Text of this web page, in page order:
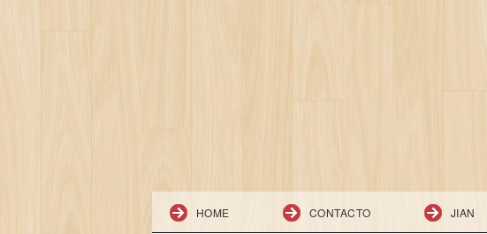
HOME CONTACTO JIAN